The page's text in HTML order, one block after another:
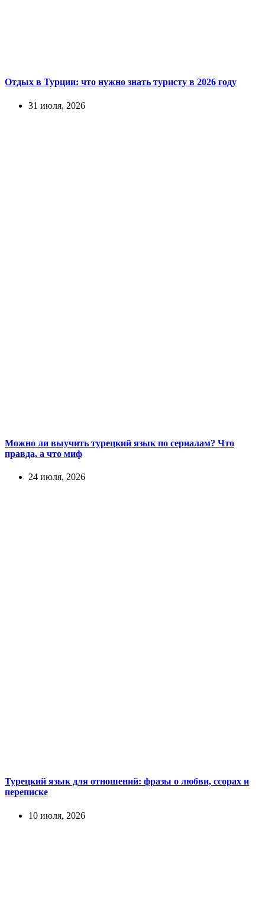
Отдых в Турции: что нужно знать туристу в 2026 году
31 июля, 2026
Можно ли выучить турецкий язык по сериалам? Что
правда, а что миф
24 июля, 2026
Турецкий язык для отношений: фразы о любви, ссорах и
переписке
10 июля, 2026